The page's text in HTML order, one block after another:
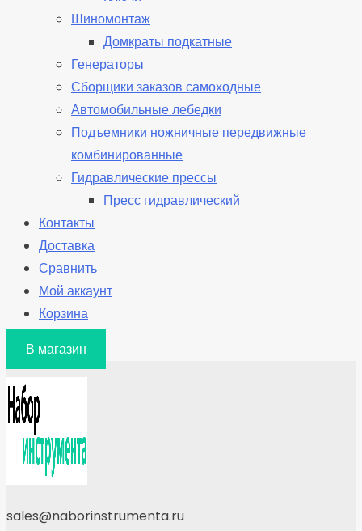
Шиномонтаж
Домкраты подкатные
Генераторы
Сборщики заказов самоходные
Автомобильные лебедки
Подъемники ножничные передвижные
комбинированные
Гидравлические прессы
Пресс гидравлический
Контакты
Доставка
Сравнить
Мой аккаунт
Корзина
В магазин
sales@naborinstrumenta.ru